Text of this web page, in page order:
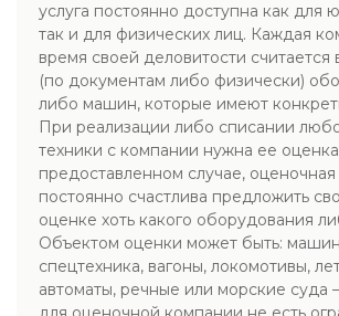
услуга постоянно доступна как для
так и для физических лиц. Каждая
время своей деловитости считается
(по документам либо физически)
либо машин, которые имеют
При реализации либо списании
техники с компании нужна ее
предоставленном случае,
постоянно счастлива предложить
оценке хоть какого оборудования
Объектом оценки может быть:
спецтехника, вагоны, локомотивы,
автоматы, речные или морские суда